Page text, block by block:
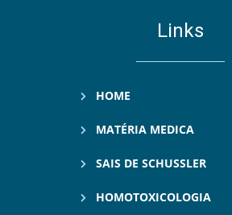
Links
HOME
MATÉRIA MEDICA
SAIS DE SCHUSSLER
HOMOTOXICOLOGIA